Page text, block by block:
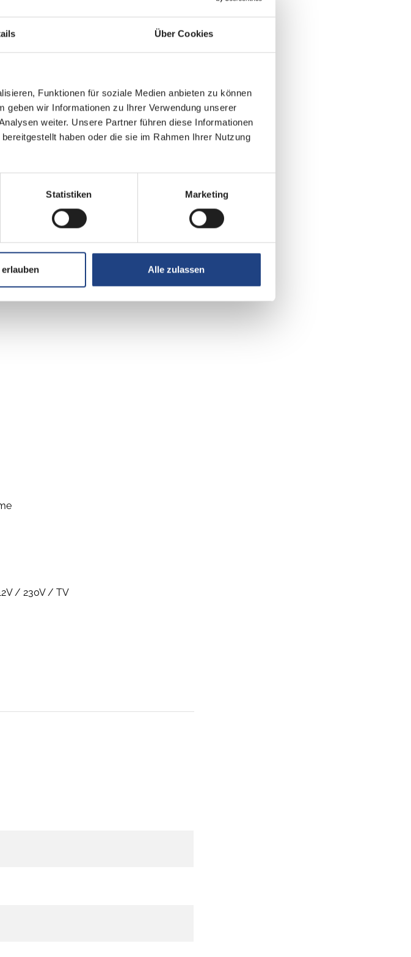
Über Cookies
Funktionen für soziale Medien anbieten zu können
geben wir Informationen zu Ihrer Verwendung unserer
weiter. Unsere Partner führen diese Informationen
haben oder die sie im Rahmen Ihrer Nutzung
Statistiken Marketing
Alle zulassen
Fliegenschutzrollos
/ 230V / TV